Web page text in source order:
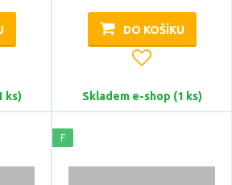
ks)
DO KOŠÍKU
Skladem e-shop (1 ks)
F